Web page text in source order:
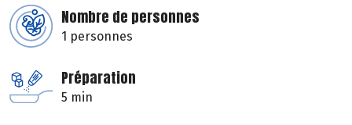
Nombre de personnes
1 personnes
Préparation
5 min